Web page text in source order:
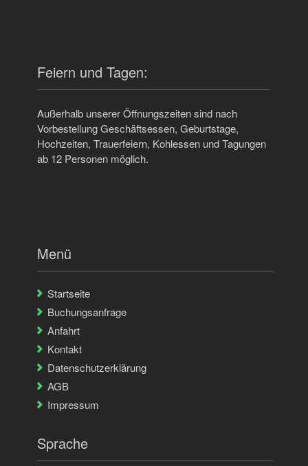
Feiern und Tagen:
Außerhalb unserer Öffnungszeiten sind nach
Vorbestellung Geschäftsessen, Geburtstage,
Hochzeiten, Trauerfeiern, Kohlessen und Tagungen
ab 12 Personen möglich.
Menü
Startseite
Buchungsanfrage
Anfahrt
Kontakt
Datenschutzerklärung
AGB
Impressum
Sprache